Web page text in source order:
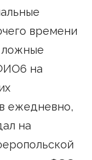
времени
ложные
на
ежедневно,
на